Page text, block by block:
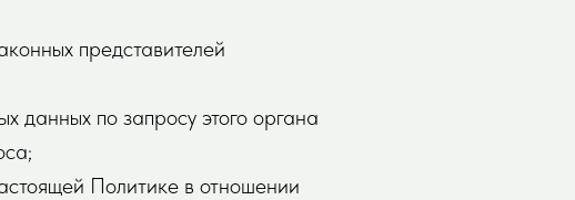
представителей
данных по запросу этого органа
Политике в отношении